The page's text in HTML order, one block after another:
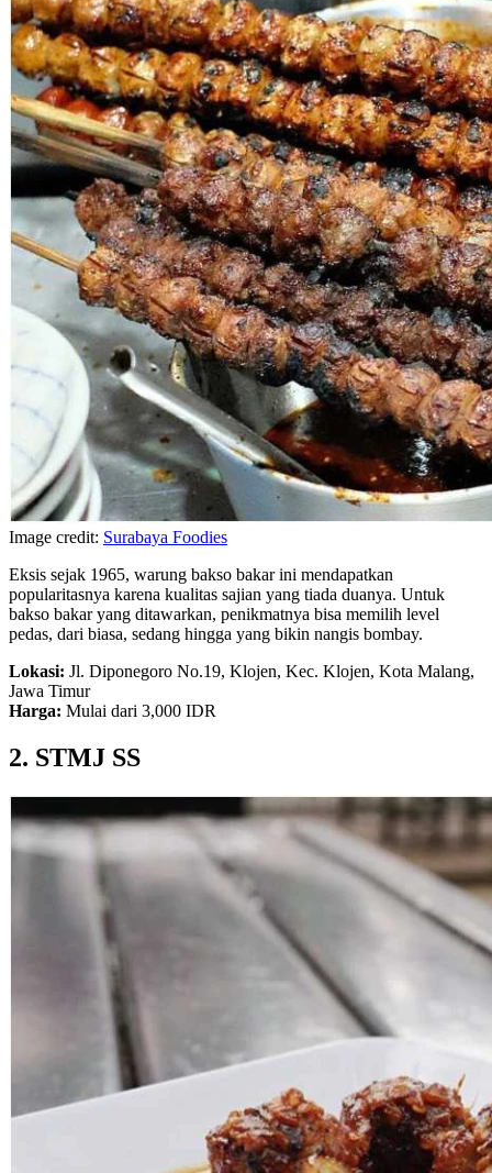
Image credit: Surabaya Foodies
Eksis sejak 1965, warung bakso bakar ini mendapatkan
popularitasnya karena kualitas sajian yang tiada duanya. Untuk
bakso bakar yang ditawarkan, penikmatnya bisa memilih level
pedas, dari biasa, sedang hingga yang bikin nangis bombay.
Lokasi: Jl. Diponegoro No.19, Klojen, Kec. Klojen, Kota Malang,
Jawa Timur
Harga: Mulai dari 3,000 IDR
2. STMJ SS